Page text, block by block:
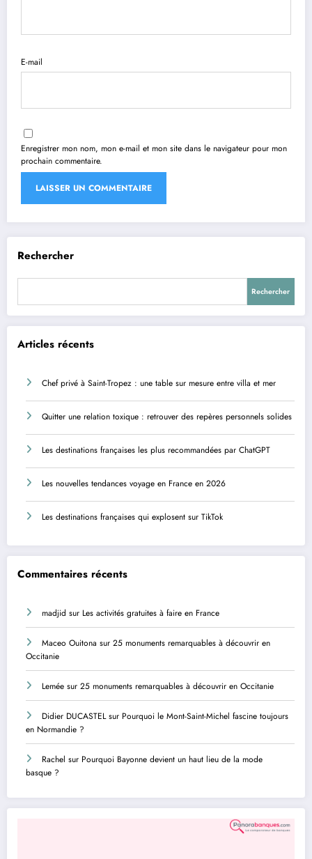
E-mail
Enregistrer mon nom, mon e-mail et mon site dans le navigateur pour mon
prochain commentaire.
Rechercher
Rechercher
Articles récents
Chef privé à Saint-Tropez : une table sur mesure entre villa et mer
Quitter une relation toxique : retrouver des repères personnels solides
Les destinations françaises les plus recommandées par ChatGPT
Les nouvelles tendances voyage en France en 2026
Les destinations françaises qui explosent sur TikTok
Commentaires récents
madjid sur Les activités gratuites à faire en France
Maceo Ouitona sur 25 monuments remarquables à découvrir en
Occitanie
Lemée sur 25 monuments remarquables à découvrir en Occitanie
Didier DUCASTELsur Pourquoi le Mont-Saint-Michel fascine toujours
en Normandie ?
Rachel sur Pourquoi Bayonne devient un haut lieu de la mode
basque ?